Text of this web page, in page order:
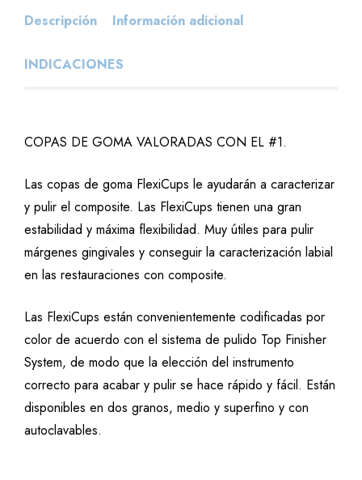
Descripción Información adicional
INDICACIONES
COPAS DE GOMA VALORADAS CON EL #1.
Las copas de goma FlexiCups le ayudarán a caracterizar
y pulir el composite. Las FlexiCups tienen una gran
estabilidad y máxima flexibilidad. Muy útiles para pulir
márgenes gingivales y conseguir la caracterización labial
en las restauraciones con composite.
Las FlexiCups están convenientemente codificadas por
color de acuerdo con el sistema de pulido Top Finisher
System, de modo que la elección del instrumento
correcto para acabar y pulir se hace rápido y fácil. Están
disponibles en dos granos, medio y superfino y con
autoclavables.